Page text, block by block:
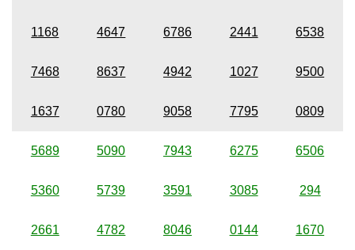
1168 4647 6786 2441 6538
7468 8637 4942 1027 9500
1637 0780 9058 7795 0809
5689 5090 7943 6275 6506
5360 5739 3591 3085 294
2661 4782 8046 0144 1670